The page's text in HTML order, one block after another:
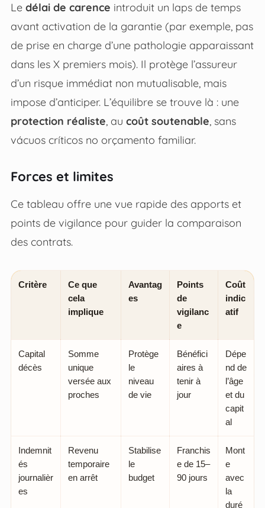
Le délai de carence introduit un laps de temps
avant activation de la garantie (par exemple, pas
de prise en charge d’une pathologie apparaissant
dans les X premiers mois). Il protège l’assureur
d’un risque immédiat non mutualisable, mais
impose d’anticiper. L’équilibre se trouve là : une
protection réaliste , au coût soutenable , sans
vácuos críticos no orçamento familiar.
Forces et limites
Ce tableau offre une vue rapide des apports et
points de vigilance pour guider la comparaison
des contrats.
Critère
Ce que
cela
implique
Avantag
es
Points
de
vigilanc
e
Coût
indic
atif
Capital
décès
Somme
unique
versée aux
proches
Protège
le
niveau
de vie
Bénéfici
aires à
tenir à
jour
Dépe
nd de
l’âge
et du
capit
al
Indemnit
és
journalièr
es
Revenu
temporaire
en arrêt
Stabilise
le
budget
Franchis
e de 15–
90 jours
Mont
e
avec
la
duré